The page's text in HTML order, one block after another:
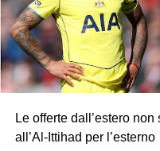
Le offerte dall’estero
all’Al-Ittihad per l’esterno